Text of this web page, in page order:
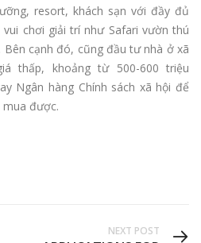
resort, khách sạn với đầy đủ
chơi giải trí như Safari vườn thú
cạnh đó, cũng đầu tư nhà ở xã
thấp, khoảng từ 500-600 triệu
Ngân hàng Chính sách xã hội để
mua được.
NEXT POST